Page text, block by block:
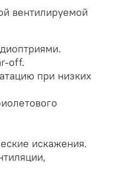
вентилируемой
off.
при низких
искажения.